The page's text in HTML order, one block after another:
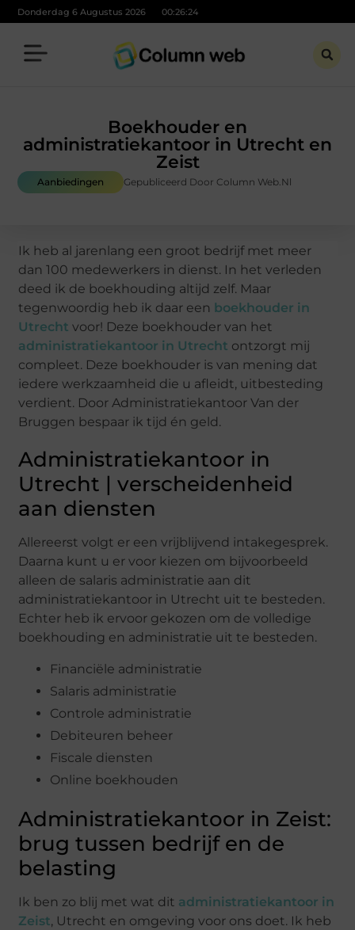
Donderdag 6 Augustus 2026 00:26:25
Boekhouder en
administratiekantoor in Utrecht en
Zeist
Aanbiedingen Gepubliceerd Door Column Web.nl
Ik heb al jarenlang een groot bedrijf met meer
dan 100 medewerkers in dienst. In het verleden
deed ik de boekhouding altijd zelf. Maar
tegenwoordig heb ik daar een boekhouder in
Utrecht voor! Deze boekhouder van het
administratiekantoor in Utrecht ontzorgt mij
compleet. Deze boekhouder is van mening dat
iedere werkzaamheid die u afleidt, uitbesteding
verdient. Door Administratiekantoor Van der
Bruggen bespaar ik tijd én geld.
Administratiekantoor in
Utrecht | verscheidenheid
aan diensten
Allereerst volgt er een vrijblijvend intakegesprek.
Daarna kunt u er voor kiezen om bijvoorbeeld
alleen de salaris administratie aan dit
administratiekantoor in Utrecht uit te besteden.
Echter heb ik ervoor gekozen om de volledige
boekhouding en administratie uit te besteden.
Financiële administratie
Salaris administratie
Controle administratie
Debiteuren beheer
Fiscale diensten
Online boekhouden
Administratiekantoor in Zeist:
brug tussen bedrijf en de
belasting
Ik ben zo blij met wat dit administratiekantoor in
Zeist, Utrecht en omgeving voor ons doet. Ik heb